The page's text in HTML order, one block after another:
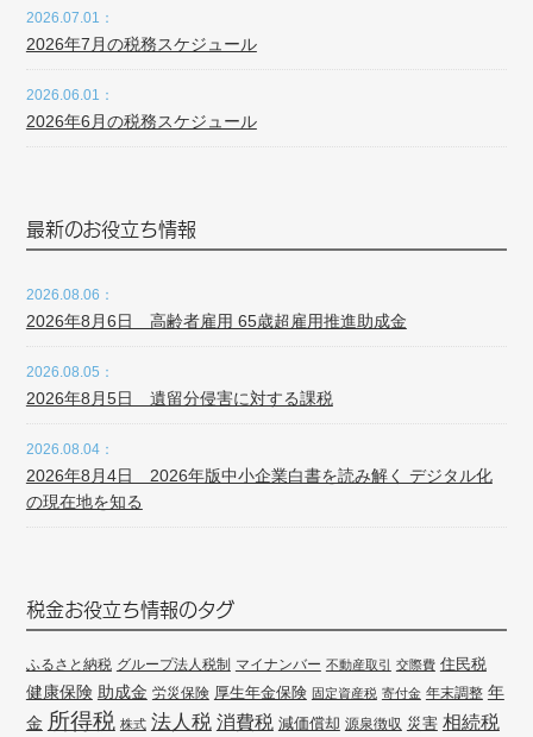
2026.07.01：
2026年7月の税務スケジュール
2026.06.01：
2026年6月の税務スケジュール
最新のお役立ち情報
2026.08.06：
2026年8月6日 高齢者雇用 65歳超雇用推進助成金
2026.08.05：
2026年8月5日 遺留分侵害に対する課税
2026.08.04：
2026年8月4日 2026年版中小企業白書を読み解く デジタル化
の現在地を知る
税金お役立ち情報のタグ
ふるさと納税 グループ法人税制 マイナンバー 不動産取引 交際費 住民税
健康保険 助成金 労災保険 厚生年金保険 固定資産税 寄付金 年末調整 年
金 所得税 株式 法人税 消費税 減価償却 源泉徴収 災害 相続税